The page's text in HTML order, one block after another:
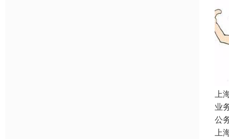
上
业
公
上